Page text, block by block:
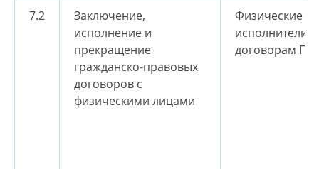
7.2
Заключение,
исполнение и
прекращение
гражданско-правовых
договоров с
физическими лицами
Физические
исполнители
договорам ГПХ